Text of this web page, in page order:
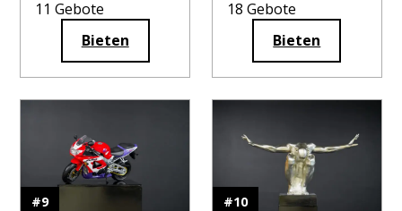
11 Gebote
Bieten
18 Gebote
Bieten
#9 #10